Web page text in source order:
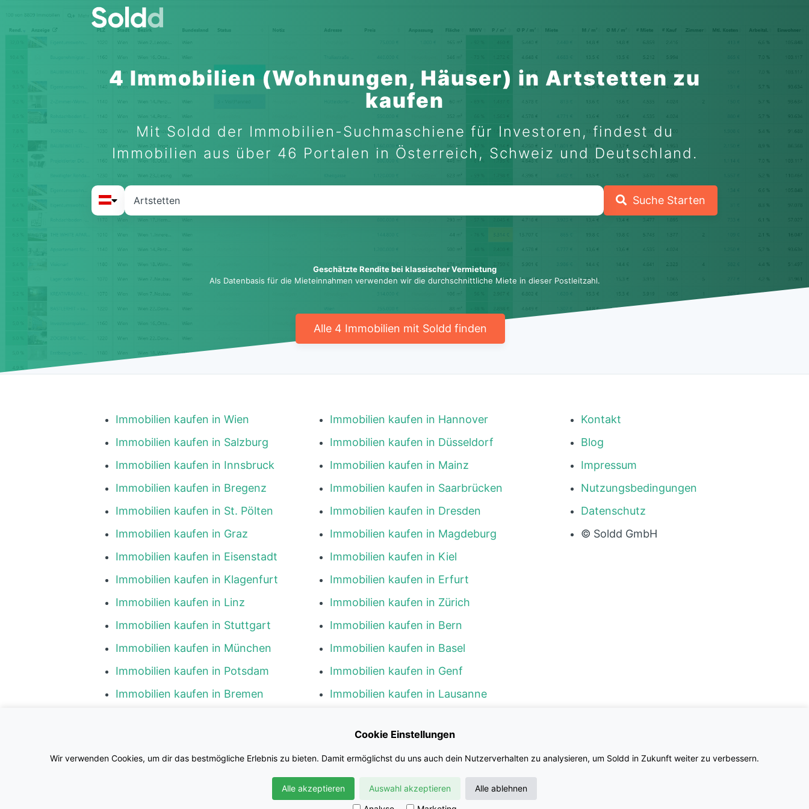
4 Immobilien (Wohnungen, Häuser) in Artstetten zu
kaufen
Mit Soldd der Immobilien-Suchmaschiene für Investoren, findest du
Immobilien aus über 46 Portalen in Österreich, Schweiz und Deutschland.
Suche Starten
Geschätzte Rendite bei klassischer Vermietung
Als Datenbasis für die Mieteinnahmen verwenden wir die durchschnittliche Miete in dieser Postleitzahl.
Alle 4 Immobilien mit Soldd finden
Immobilien kaufen in Wien
Immobilien kaufen in Salzburg
Immobilien kaufen in Innsbruck
Immobilien kaufen in Bregenz
Immobilien kaufen in St. Pölten
Immobilien kaufen in Graz
Immobilien kaufen in Eisenstadt
Immobilien kaufen in Klagenfurt
Immobilien kaufen in Linz
Immobilien kaufen in Stuttgart
Immobilien kaufen in München
Immobilien kaufen in Potsdam
Immobilien kaufen in Bremen
Immobilien kaufen in Schwerin
Immobilien kaufen in Hannover
Immobilien kaufen in Düsseldorf
Immobilien kaufen in Mainz
Immobilien kaufen in Saarbrücken
Immobilien kaufen in Dresden
Immobilien kaufen in Magdeburg
Immobilien kaufen in Kiel
Immobilien kaufen in Erfurt
Immobilien kaufen in Zürich
Immobilien kaufen in Bern
Immobilien kaufen in Basel
Immobilien kaufen in Genf
Immobilien kaufen in Lausanne
Immobilien kaufen in St. Gallen
Immobilien kaufen in Winterthur
Immobilien kaufen in Lugano
Kontakt
Blog
Impressum
Nutzungsbedingungen
Datenschutz
© Soldd GmbH
Cookie Einstellungen
Wir verwenden Cookies, um dir das bestmögliche Erlebnis zu bieten. Damit ermöglichst du uns auch dein Nutzerverhalten zu analysieren, um Soldd in Zukunft weiter zu verbessern.
Alle akzeptieren Auswahl akzeptieren
Alle ablehnen